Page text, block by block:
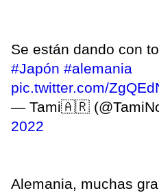
Se están dando con
#Japón #alemania
pic.twitter.com/
— Tami🇦🇷
2022
Alemania, muchas